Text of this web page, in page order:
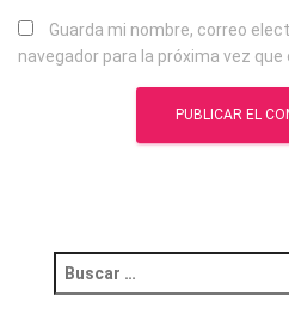
Guarda mi nombre, correo
navegador para la próxima vez que